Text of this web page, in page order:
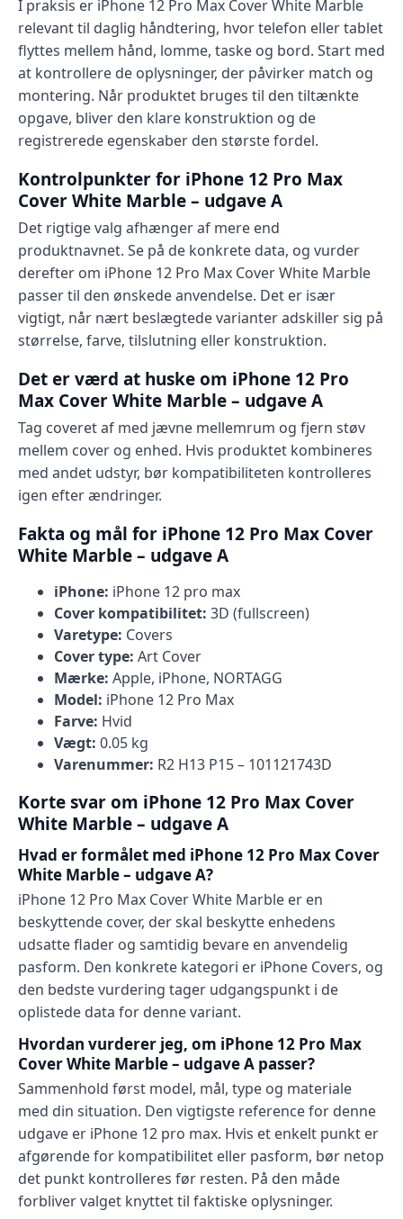
I praksis er iPhone 12 Pro Max Cover White Marble
relevant til daglig håndtering, hvor telefon eller tablet
flyttes mellem hånd, lomme, taske og bord. Start med
at kontrollere de oplysninger, der påvirker match og
montering. Når produktet bruges til den tiltænkte
opgave, bliver den klare konstruktion og de
registrerede egenskaber den største fordel.
Kontrolpunkter for iPhone 12 Pro Max
Cover White Marble – udgave A
Det rigtige valg afhænger af mere end
produktnavnet. Se på de konkrete data, og vurder
derefter om iPhone 12 Pro Max Cover White Marble
passer til den ønskede anvendelse. Det er især
vigtigt, når nært beslægtede varianter adskiller sig på
størrelse, farve, tilslutning eller konstruktion.
Det er værd at huske om iPhone 12 Pro
Max Cover White Marble – udgave A
Tag coveret af med jævne mellemrum og fjern støv
mellem cover og enhed. Hvis produktet kombineres
med andet udstyr, bør kompatibiliteten kontrolleres
igen efter ændringer.
Fakta og mål for iPhone 12 Pro Max Cover
White Marble – udgave A
iPhone: iPhone 12 pro max
Cover kompatibilitet: 3D (fullscreen)
Varetype: Covers
Cover type: Art Cover
Mærke: Apple, iPhone, NORTAGG
Model: iPhone 12 Pro Max
Farve: Hvid
Vægt: 0.05 kg
Varenummer: R2 H13 P15 – 101121743D
Korte svar om iPhone 12 Pro Max Cover
White Marble – udgave A
Hvad er formålet med iPhone 12 Pro Max Cover
White Marble – udgave A?
iPhone 12 Pro Max Cover White Marble er en
beskyttende cover, der skal beskytte enhedens
udsatte flader og samtidig bevare en anvendelig
pasform. Den konkrete kategori er iPhone Covers, og
den bedste vurdering tager udgangspunkt i de
oplistede data for denne variant.
Hvordan vurderer jeg, om iPhone 12 Pro Max
Cover White Marble – udgave A passer?
Sammenhold først model, mål, type og materiale
med din situation. Den vigtigste reference for denne
udgave er iPhone 12 pro max. Hvis et enkelt punkt er
afgørende for kompatibilitet eller pasform, bør netop
det punkt kontrolleres før resten. På den måde
forbliver valget knyttet til faktiske oplysninger.